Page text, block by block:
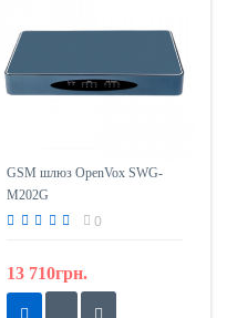
GSM шлюз OpenVox SWG-
M202G
0
13 710грн.